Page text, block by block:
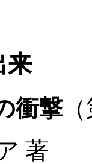
来
衝撃（
著